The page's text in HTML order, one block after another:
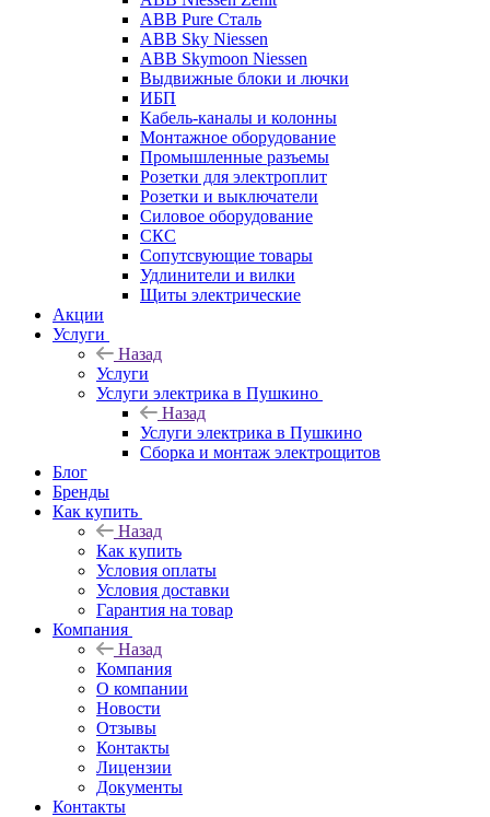
ABB Pure Сталь
ABB Sky Niessen
ABB Skymoon Niessen
Выдвижные блоки и лючки
ИБП
Кабель-каналы и колонны
Монтажное оборудование
Промышленные разъемы
Розетки для электроплит
Розетки и выключатели
Силовое оборудование
СКС
Сопутсвующие товары
Удлинители и вилки
Щиты электрические
Акции
Услуги
Назад
Услуги
Услуги электрика в Пушкино
Назад
Услуги электрика в Пушкино
Сборка и монтаж электрощитов
Блог
Бренды
Как купить
Назад
Как купить
Условия оплаты
Условия доставки
Гарантия на товар
Компания
Назад
Компания
О компании
Новости
Отзывы
Контакты
Лицензии
Документы
Контакты